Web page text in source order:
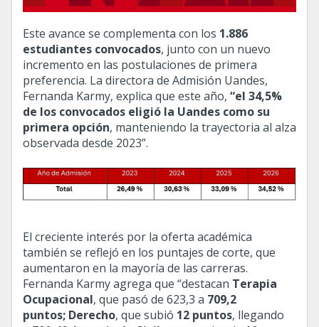
Este avance se complementa con los 1.886
estudiantes convocados, junto con un nuevo
incremento en las postulaciones de primera
preferencia. La directora de Admisión Uandes,
Fernanda Karmy, explica que este año, “el 34,5%
de los convocados eligió la Uandes como su
primera opción, manteniendo la trayectoria al alza
observada desde 2023”.
El creciente interés por la oferta académica
también se reflejó en los puntajes de corte, que
aumentaron en la mayoría de las carreras.
Fernanda Karmy agrega que “destacan Terapia
Ocupacional, que pasó de 623,3 a 709,2
puntos; Derecho, que subió 12 puntos, llegando